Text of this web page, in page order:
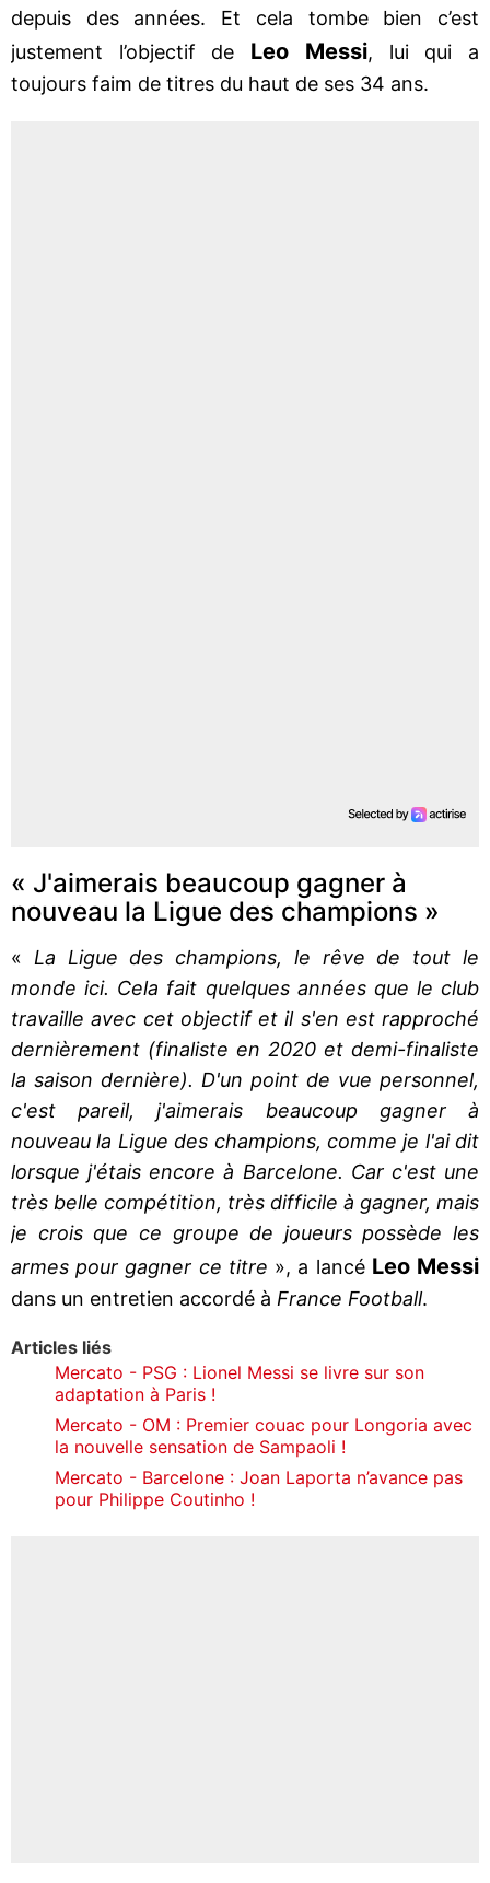
depuis des années. Et cela tombe bien c’est
justement l’objectif de Leo Messi, lui qui a
toujours faim de titres du haut de ses 34 ans.
« J'aimerais beaucoup gagner à
nouveau la Ligue des champions »
« La Ligue des champions, le rêve de tout le
monde ici. Cela fait quelques années que le club
travaille avec cet objectif et il s'en est rapproché
dernièrement (finaliste en 2020 et demi-finaliste
la saison dernière). D'un point de vue personnel,
c'est pareil, j'aimerais beaucoup gagner à
nouveau la Ligue des champions, comme je l'ai dit
lorsque j'étais encore à Barcelone. Car c'est une
très belle compétition, très difficile à gagner, mais
je crois que ce groupe de joueurs possède les
armes pour gagner ce titre », a lancé Leo Messi
dans un entretien accordé à France Football.
Articles liés
Mercato - PSG : Lionel Messi se livre sur son
adaptation à Paris !
Mercato - OM : Premier couac pour Longoria avec
la nouvelle sensation de Sampaoli !
Mercato - Barcelone : Joan Laporta n’avance pas
pour Philippe Coutinho !